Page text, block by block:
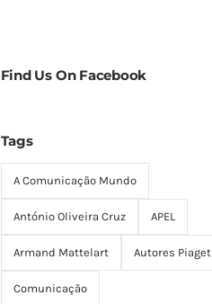
Find Us On Facebook
Tags
A Comunicação Mundo
António Oliveira Cruz APEL
Armand Mattelart Autores Piaget
Comunicação